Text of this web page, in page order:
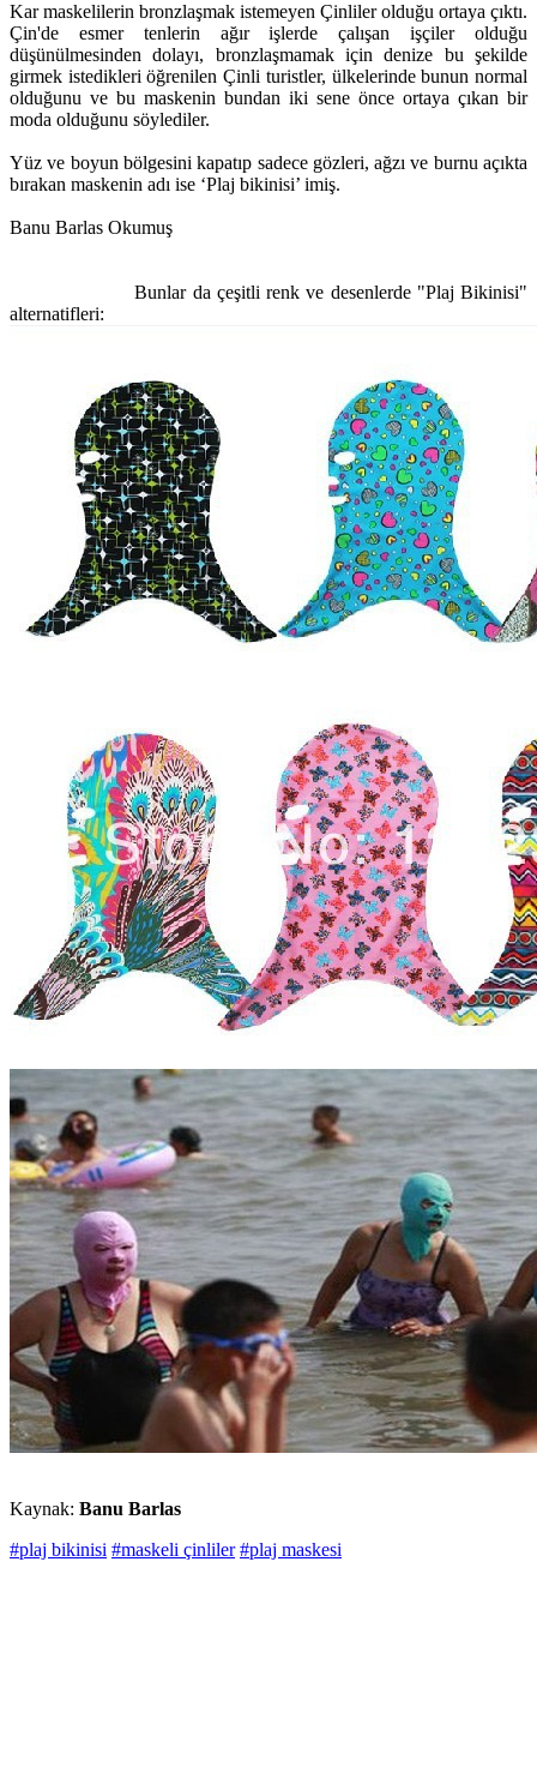
Kar maskelilerin bronzlaşmak istemeyen Çinliler olduğu ortaya çıktı.
Çin'de esmer tenlerin ağır işlerde çalışan işçiler olduğu
düşünülmesinden dolayı, bronzlaşmamak için denize bu şekilde
girmek istedikleri öğrenilen Çinli turistler, ülkelerinde bunun normal
olduğunu ve bu maskenin bundan iki sene önce ortaya çıkan bir
moda olduğunu söylediler.
Yüz ve boyun bölgesini kapatıp sadece gözleri, ağzı ve burnu açıkta
bırakan maskenin adı ise ‘Plaj bikinisi’ imiş.
Banu Barlas Okumuş
Bunlar da çeşitli renk ve desenlerde "Plaj Bikinisi"
alternatifleri:
Kaynak: Banu Barlas
#plaj bikinisi #maskeli çinliler #plaj maskesi